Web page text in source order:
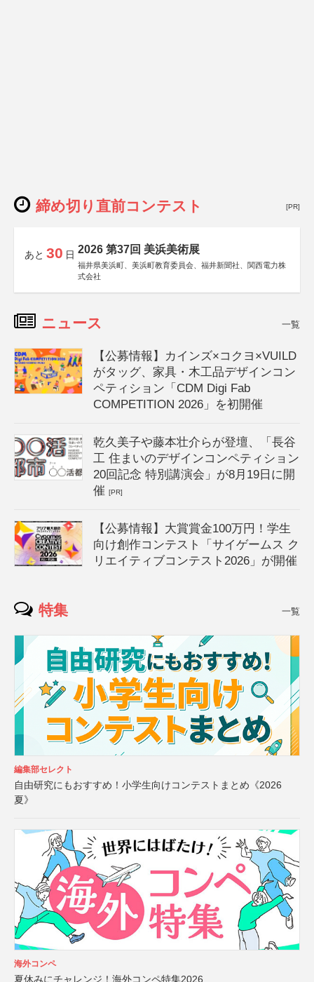
締め切り直前コンテスト [PR]
あと 30 日 2026 第37回 美浜美術展
福井県美浜町、美浜町教育委員会、福井新聞社、関西電力株
式会社
ニュース 一覧
【公募情報】カインズ×コクヨ×VUILD
がタッグ、家具・木工品デザインコン
ペティション「CDM Digi Fab
COMPETITION 2026」を初開催
乾久美子や藤本壮介らが登壇、「長谷
工 住まいのデザインコンペティション
20回記念 特別講演会」が8月19日に開
催[PR]
【公募情報】大賞賞金100万円！学生
向け創作コンテスト「サイゲームス ク
リエイティブコンテスト2026」が開催
特集 一覧
編集部セレクト
自由研究にもおすすめ！小学生向けコンテストまとめ《2026
夏》
海外コンペ
夏休みにチャレンジ！海外コンペ特集2026